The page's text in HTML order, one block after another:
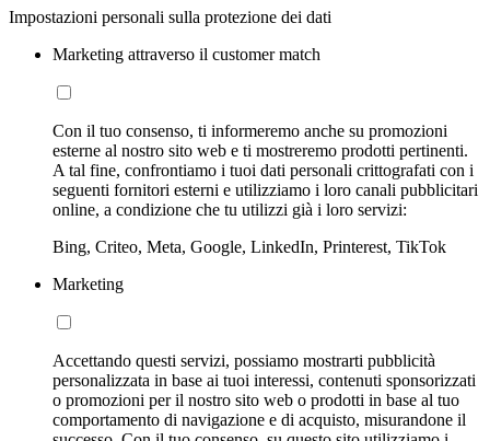
Impostazioni personali sulla protezione dei dati
Marketing attraverso il customer match
Con il tuo consenso, ti informeremo anche su promozioni
esterne al nostro sito web e ti mostreremo prodotti pertinenti.
A tal fine, confrontiamo i tuoi dati personali crittografati con i
seguenti fornitori esterni e utilizziamo i loro canali pubblicitari
online, a condizione che tu utilizzi già i loro servizi:
Bing, Criteo, Meta, Google, LinkedIn, Printerest, TikTok
Marketing
Accettando questi servizi, possiamo mostrarti pubblicità
personalizzata in base ai tuoi interessi, contenuti sponsorizzati
o promozioni per il nostro sito web o prodotti in base al tuo
comportamento di navigazione e di acquisto, misurandone il